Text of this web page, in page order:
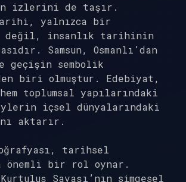
izlerini de taşır.
tarihi, yalnızca bir
değil, insanlık tarihinin
Samsun, Osmanlı’dan
geçişin sembolik
biri olmuştur. Edebiyat,
toplumsal yapılarındaki
içsel dünyalarındaki
aktarır.
coğrafyası, tarihsel
önemli bir rol oynar.
Savaşı’nın simgesel